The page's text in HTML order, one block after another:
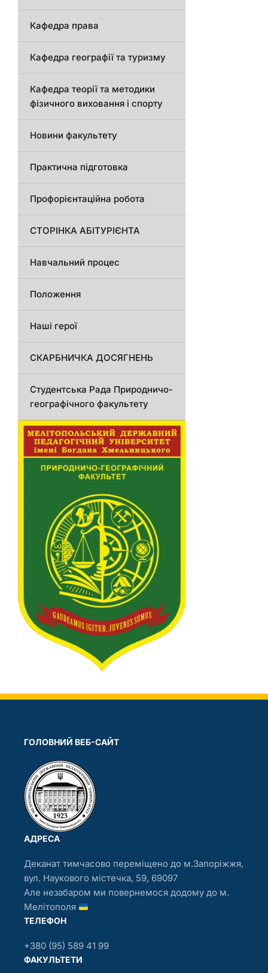
Кафедра права
Кафедра географії та туризму
Кафедра теорії та методики
фізичного виховання і спорту
Новини факультету
Практична підготовка
Профорієнтаційна робота
СТОРІНКА АБІТУРІЄНТА
Навчальний процес
Положення
Наші герої
СКАРБНИЧКА ДОСЯГНЕНЬ
Студентська Рада Природничо-
географічного факультету
ГОЛОВНИЙ ВЕБ-САЙТ
АДРЕСА
Деканат тимчасово переміщено до м.Запоріжжя,
вул. Наукового містечка, 59, 69097
Але незабаром ми повернемося додому до м.
Мелітополя
ТЕЛЕФОН
+380 (95) 589 41 99
ФАКУЛЬТЕТИ